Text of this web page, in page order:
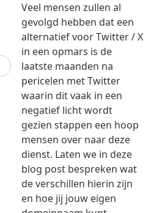
Veel mensen zullen al
gevolgd hebben dat een
alternatief voor Twitter / X
in een opmars is de
laatste maanden na
pericelen met Twitter
waarin dit vaak in een
negatief licht wordt
gezien stappen een hoop
mensen over naar deze
dienst. Laten we in deze
blog post bespreken wat
de verschillen hierin zijn
en hoe jij jouw eigen